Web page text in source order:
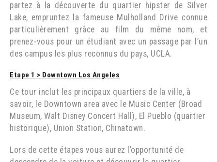
partez à la découverte du quartier hipster de Silver
Lake, empruntez la fameuse Mulholland Drive connue
particulièrement grâce au film du même nom, et
prenez-vous pour un étudiant avec un passage par l’un
des campus les plus reconnus du pays, UCLA.
Etape 1 > Downtown Los Angeles
Ce tour inclut les principaux quartiers de la ville, à
savoir, le Downtown area avec le Music Center (Broad
Museum, Walt Disney Concert Hall), El Pueblo (quartier
historique), Union Station, Chinatown.
Lors de cette étapes vous aurez l’opportunité de